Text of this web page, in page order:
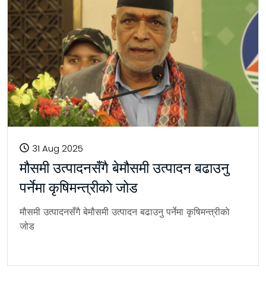
31 Aug 2025
मौसमी उत्पादनसँगै बेमौसमी उत्पादन बढाउनु
पर्नेमा कृषिमन्त्रीकाे जोड
मौसमी उत्पादनसँगै बेमौसमी उत्पादन बढाउनु पर्नेमा कृषिमन्त्रीकाे
जोड